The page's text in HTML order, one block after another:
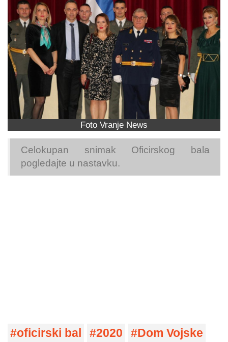
Foto Vranje News
Celokupan snimak Oficirskog bala
pogledajte u nastavku.
oficirski bal 2020
Dom Vojske